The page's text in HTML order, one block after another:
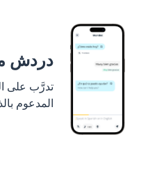
دردش
تدرَّب على
المدعوم